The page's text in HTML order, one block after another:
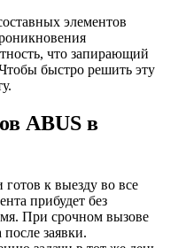
элементов
что запирающий
быстро решить эту
ABUS в
к выезду во все
прибудет без
При срочном вызове
после заявки.